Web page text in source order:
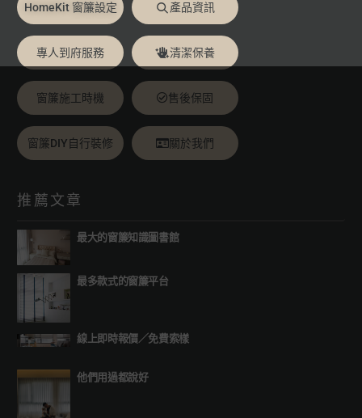
HomeKit 窗簾設定 產品資訊
專人到府服務 清潔保養
窗簾施工時機 售後保固
窗簾DIY自行裝修 關於我們
推薦文章
最大的窗簾知識圖書館
最多款式的窗簾平台
線上即時報價／免費索樣
他們用過都說好